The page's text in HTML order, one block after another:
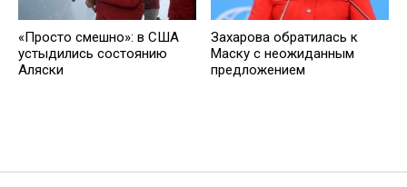
«Просто смешно»: в США
устыдились состоянию
Аляски
Захарова обратилась к
Маску с неожиданным
предложением